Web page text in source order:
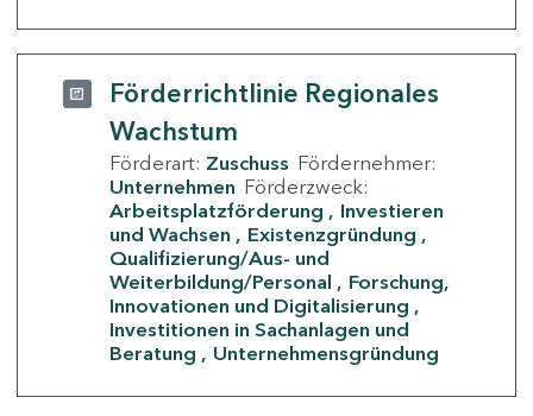
Förderrichtlinie Regionales
Wachstum
Förderart: Zuschuss Fördernehmer:
Unternehmen Förderzweck:
Arbeitsplatzförderung
Investieren
und Wachsen
Existenzgründung
Qualifizierung/Aus- und
Weiterbildung/Personal
Forschung,
Innovationen und Digitalisierung
Investitionen in Sachanlagen und
Beratung
Unternehmensgründung